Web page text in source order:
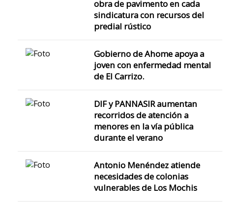
obra de pavimento en cada
sindicatura con recursos del
predial rústico
Gobierno de Ahome apoya a
joven con enfermedad mental
de El Carrizo.
DIF y PANNASIR aumentan
recorridos de atención a
menores en la vía pública
durante el verano
Antonio Menéndez atiende
necesidades de colonias
vulnerables de Los Mochis